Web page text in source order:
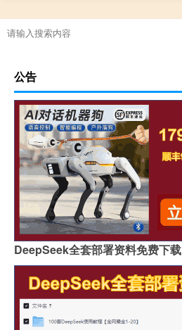
公告
DeepSeek全套部署资料免费下载